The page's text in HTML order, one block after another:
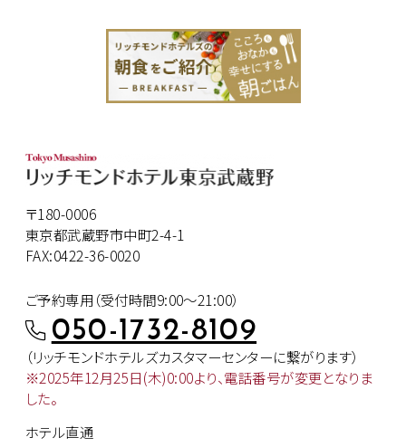
〒180-0006
東京都武蔵野市中町2-4-1
FAX:0422-36-0020
ご予約専用（受付時間9:00～21:00）
050-1732-8109
（リッチモンドホテルズカスタマーセンターに繋がります）
※2025年12月25日(木)0:00より、電話番号が変更となりま
した。
ホテル直通